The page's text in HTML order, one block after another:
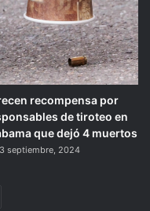
recompensa por
de tiroteo en
que dejó 4 muertos
septiembre, 2024